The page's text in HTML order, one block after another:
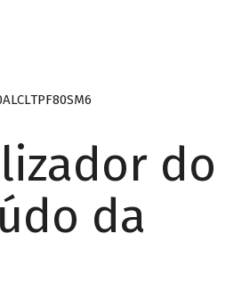
do
da